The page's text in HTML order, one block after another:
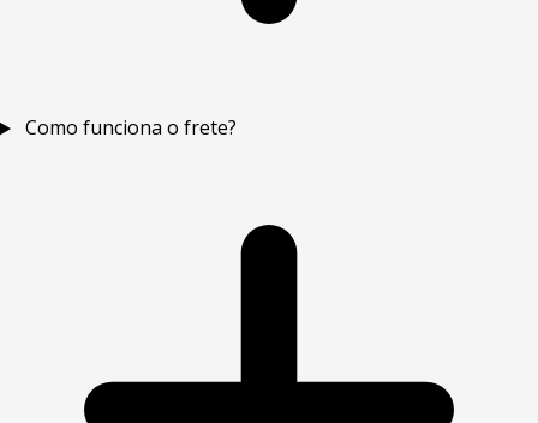
Como funciona o frete?